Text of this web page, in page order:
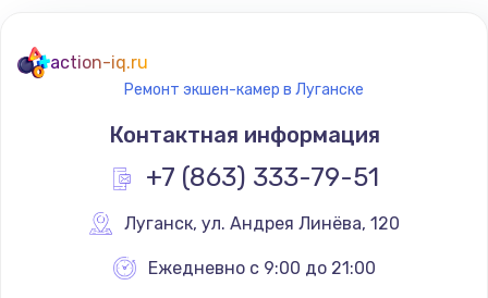
action-iq.ru
Ремонт экшен-камер в Луганске
Контактная информация
+7 (863) 333-79-51
Луганск, ул. Андрея Линёва, 120
Ежедневно с 9:00 до 21:00